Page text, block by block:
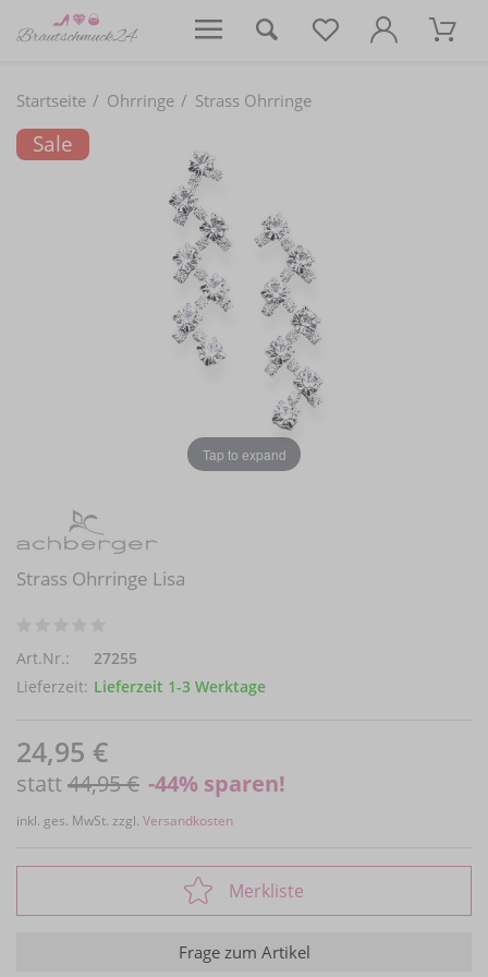
Startseite Ohrringe Strass Ohrringe
Sale
Tap to expand
Strass Ohrringe Lisa
Art.Nr.:
27255
Lieferzeit: Lieferzeit 1-3 Werktage
24,95 €
statt44,95 € -44% sparen!
inkl. ges. MwSt. zzgl. Versandkosten
Merkliste
Frage zum Artikel